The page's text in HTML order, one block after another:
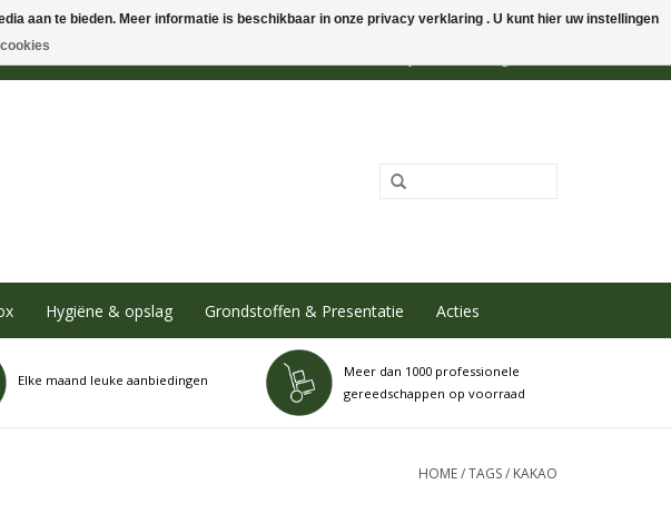
Hygiëne & opslag Grondstoffen & Presentatie Acties
Elke maand leuke aanbiedingen
Meer dan 1000 professionele
gereedschappen op voorraad
HOME/TAGS/ KAKAO
aan te bieden. Meer informatie is beschikbaar in onze privacy verklaring . U kunt hier uw instellingen